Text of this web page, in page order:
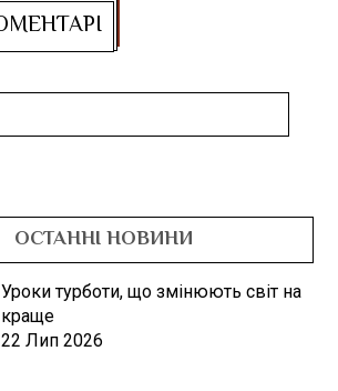
ОСТАННІ НОВИНИ
Уроки турботи, що змінюють світ на
краще
22 Лип 2026